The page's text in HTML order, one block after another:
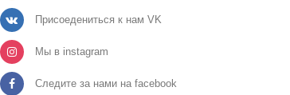
Присоедениться к нам VK
Мы в instagram
Следите за нами на facebook